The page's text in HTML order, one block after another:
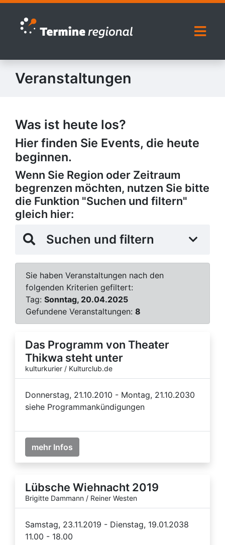
Zur Navigation springen
Zum Inhalt springen
Veranstaltungen
Was ist heute los?
Hier finden Sie Events, die heute
beginnen.
Wenn Sie Region oder Zeitraum
begrenzen möchten, nutzen Sie bitte
die Funktion "Suchen und filtern"
gleich hier:
Suchen und filtern
Sie haben Veranstaltungen nach den
folgenden Kriterien gefiltert:
Tag: Sonntag, 20.04.2025
Gefundene Veranstaltungen: 8
Das Programm von Theater
Thikwa steht unter
kulturkurier / Kulturclub.de
Donnerstag, 21.10.2010 - Montag, 21.10.2030
siehe Programmankündigungen
mehr Infos
Lübsche Wiehnacht 2019
Brigitte Dammann / Reiner Westen
Samstag, 23.11.2019 - Dienstag, 19.01.2038
11.00 - 18.00